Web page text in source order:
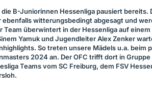
B-Juniorinnen Hessenliga pausiert bereits.
ebenfalls witterungsbedingt abgesagt und
Team überwintert in der Hessenliga auf
Yamuk und Jugendleiter Alex Zenker
So treten unsere Mädels u.a.
2024 an. DerOFC trifft dort in
Teams vom SC Freiburg, dem FSV